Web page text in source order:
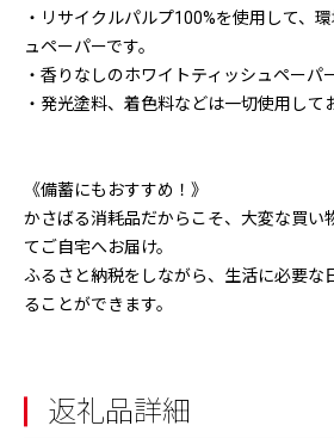
・リサイクルパルプ100%を使用して、
ュペーパーです。
・香りなしのホワイトティッシュペーパ
・発光塗料、着色料などは一切使用して
《備蓄にもおすすめ！》
かさばる消耗品だからこそ、大変な買い
てご自宅へお届け。
ふるさと納税をしながら、生活に必要な
ることができます。
返礼品詳細